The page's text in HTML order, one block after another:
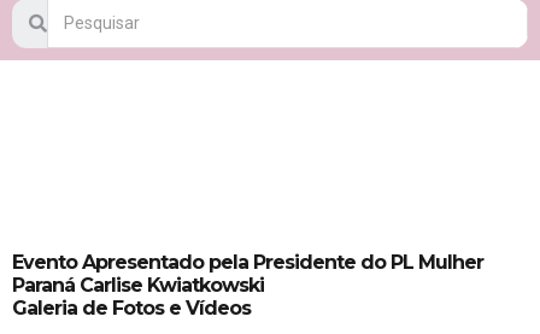
Evento Apresentado pela Presidente do PL Mulher
Paraná Carlise Kwiatkowski
Galeria de Fotos e Vídeos